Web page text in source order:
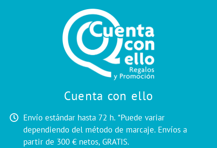
Cuenta con ello
Envío estándar hasta 72 h. *Puede variar
dependiendo del método de marcaje. Envíos a
partir de 300 € netos, GRATIS.